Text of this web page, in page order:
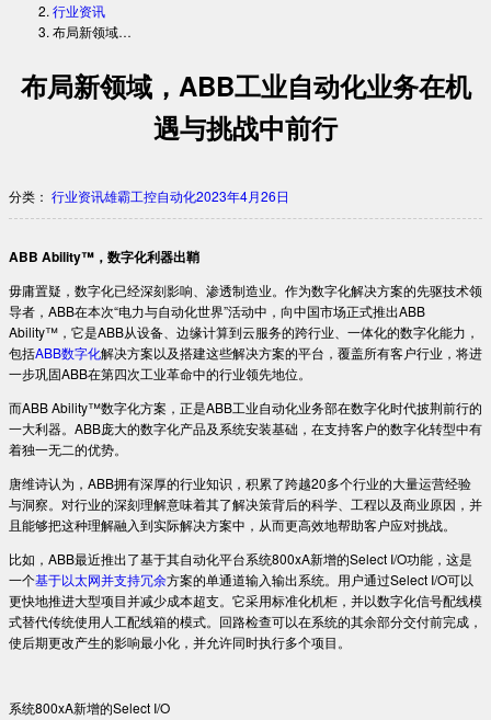
行业资讯
布局新领域…
布局新领域，ABB工业自动化业务在机
遇与挑战中前行
分类： 行业资讯雄霸工控自动化2023年4月26日
ABB Ability™，数字化利器出鞘
毋庸置疑，数字化已经深刻影响、渗透制造业。作为数字化解决方案的先驱技术领
导者，ABB在本次“电力与自动化世界”活动中，向中国市场正式推出ABB
Ability™，它是ABB从设备、边缘计算到云服务的跨行业、一体化的数字化能力，
包括ABB数字化解决方案以及搭建这些解决方案的平台，覆盖所有客户行业，将进
一步巩固ABB在第四次工业革命中的行业领先地位。
而ABB Ability™数字化方案，正是ABB工业自动化业务部在数字化时代披荆前行的
一大利器。ABB庞大的数字化产品及系统安装基础，在支持客户的数字化转型中有
着独一无二的优势。
唐维诗认为，ABB拥有深厚的行业知识，积累了跨越20多个行业的大量运营经验
与洞察。对行业的深刻理解意味着其了解决策背后的科学、工程以及商业原因，并
且能够把这种理解融入到实际解决方案中，从而更高效地帮助客户应对挑战。
比如，ABB最近推出了基于其自动化平台系统800xA新增的Select I/O功能，这是
一个基于以太网并支持冗余方案的单通道输入输出系统。用户通过Select I/O可以
更快地推进大型项目并减少成本超支。它采用标准化机柜，并以数字化信号配线模
式替代传统使用人工配线箱的模式。回路检查可以在系统的其余部分交付前完成，
使后期更改产生的影响最小化，并允许同时执行多个项目。
系统800xA新增的Select I/O